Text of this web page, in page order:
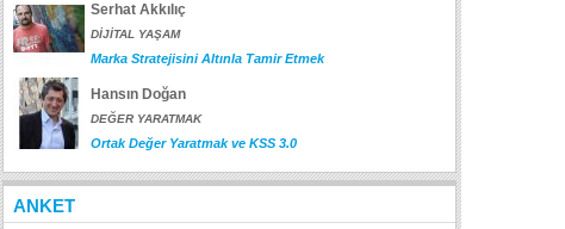
Serhat Akkılıç
DİJİTAL YAŞAM
Marka Stratejisini Altınla Tamir Etmek
Hansın Doğan
DEĞER YARATMAK
Ortak Değer Yaratmak ve KSS 3.0
ANKET